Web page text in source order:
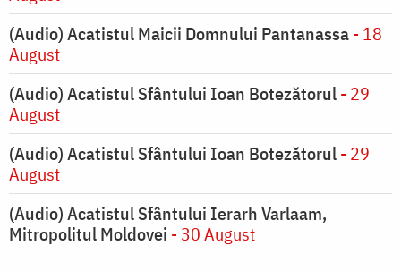
(Audio) Acatistul Maicii Domnului Pantanassa- 18
August
(Audio) Acatistul Sfântului Ioan Botezătorul- 29
August
(Audio) Acatistul Sfântului Ioan Botezătorul- 29
August
(Audio) Acatistul Sfântului Ierarh Varlaam,
Mitropolitul Moldovei - 30 August